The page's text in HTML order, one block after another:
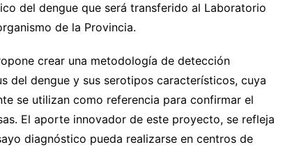
del dengue que será transferido al Laboratorio
de la Provincia.
crear una metodología de detección
del dengue y sus serotipos característicos, cuya
se utilizan como referencia para confirmar el
El aporte innovador de este proyecto, se refleja
diagnóstico pueda realizarse en centros de